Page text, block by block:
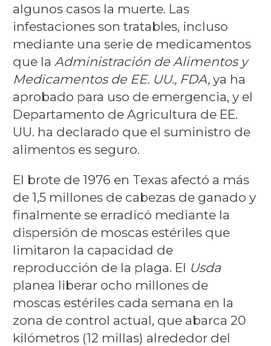
algunos casos la muerte. Las
infestaciones son tratables, incluso
mediante una serie de medicamentos
que la Administración de Alimentos y
Medicamentos de EE. UU., FDA,ya ha
aprobado para uso de emergencia, y el
Departamento de Agricultura de EE.
UU. ha declarado que el suministro de
alimentos es seguro.
El brote de 1976 en Texas afectó a más
de 1,5 millones de cabezas de ganado y
finalmente se erradicó mediante la
dispersión de moscas estériles que
limitaron la capacidad de
reproducción de la plaga. El Usda
planea liberar ocho millones de
moscas estériles cada semana en la
zona de control actual, que abarca 20
kilómetros (12 millas) alrededor del